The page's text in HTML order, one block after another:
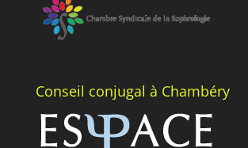
Conseil conjugal à Chambéry